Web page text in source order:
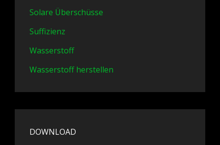
Solare Überschüsse
Suffizienz
Wasserstoff
Wasserstoff herstellen
DOWNLOAD